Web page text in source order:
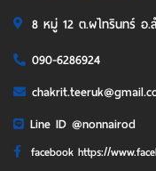
8 หมู่ 12 ต.ผไทรินทร์ อ.
090-6286924
Line ID @nonnairod
facebook https://